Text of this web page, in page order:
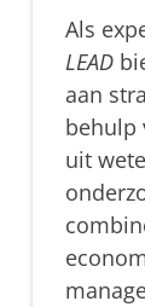
Als
LEAD
aan
behulp
uit